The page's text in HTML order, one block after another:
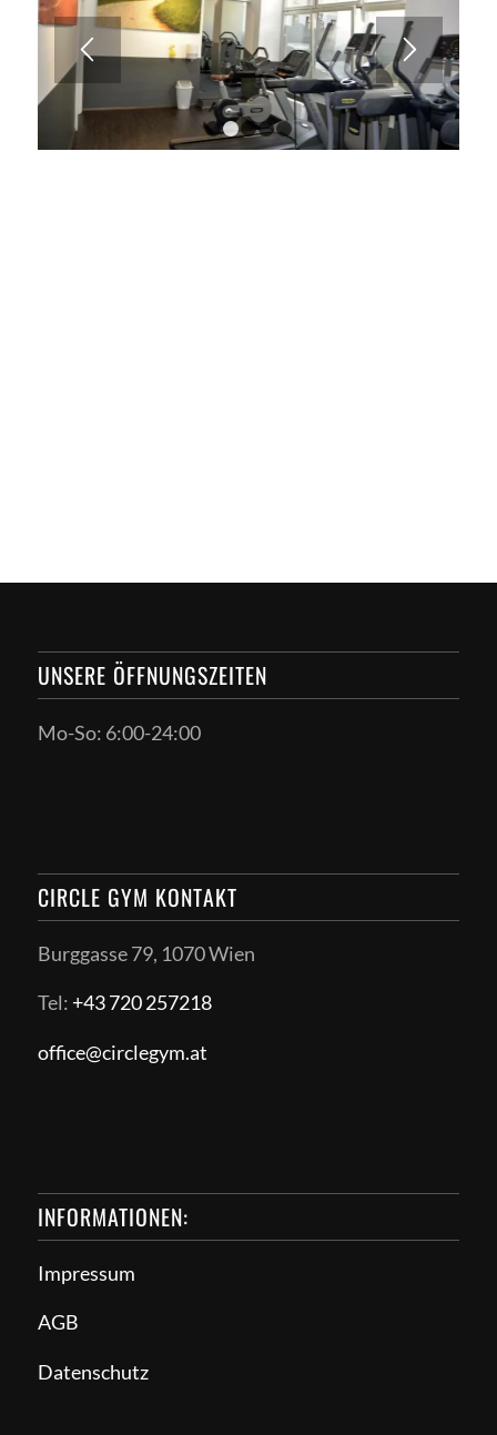
1 2 3 4 5
UNSERE ÖFFNUNGSZEITEN
Mo-So: 6:00-24:00
CIRCLE GYM KONTAKT
Burggasse 79, 1070 Wien
Tel: +43 720 257218
office@circlegym.at
INFORMATIONEN:
Impressum
AGB
Datenschutz